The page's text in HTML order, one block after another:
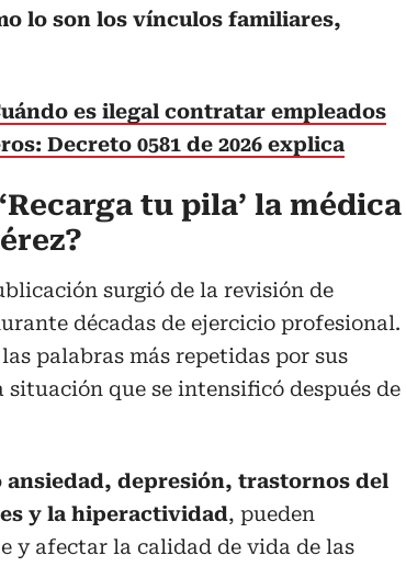
lo son los vínculos familiares,
es ilegal contratar empleados
Decreto 0581 de 2026 explica
tu pila’ la médica
surgió de la revisión de
décadas de ejercicio profesional.
palabras más repetidas por sus
situación que se intensificó después de
depresión, trastornos del
y la hiperactividad, pueden
y afectar la calidad de vida de las